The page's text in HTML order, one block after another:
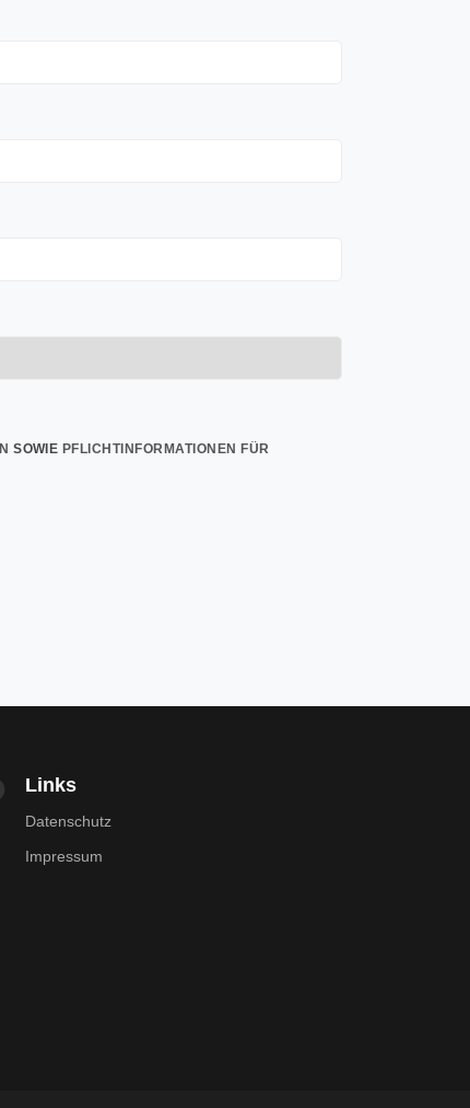
SOWIE PFLICHTINFORMATIONEN FÜR
Links
Datenschutz
Impressum